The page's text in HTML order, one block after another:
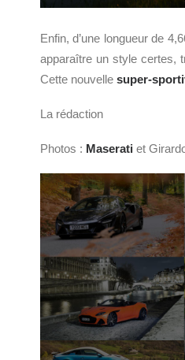
Enfin, d’une longueur de
apparaître un style certes,
Cette nouvelle super-
La rédaction
Photos : Maserati et